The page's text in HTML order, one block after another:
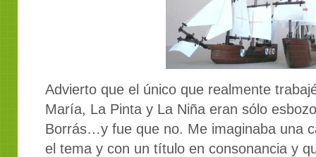
Advierto que el único que realmente
María, La Pinta y La Niña eran sólo
Borrás…y fue que no. Me imaginaba una
el tema y con un título en consonancia y